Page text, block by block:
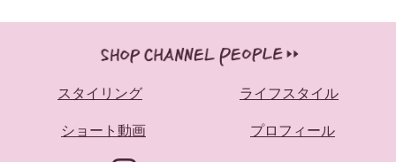
スタイリング ライフスタイル
ショート動画 プロフィール